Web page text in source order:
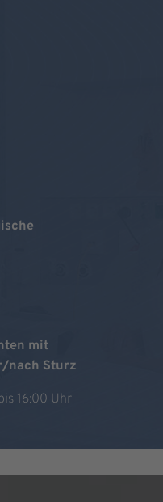
mit
nach Sturz
16:00 Uhr